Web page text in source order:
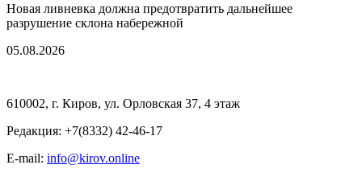
Новая ливневка должна предотвратить дальнейшее
разрушение склона набережной
05.08.2026
610002, г. Киров, ул. Орловская 37, 4 этаж
Редакция: +7(8332) 42-46-17
E-mail: info@kirov.online